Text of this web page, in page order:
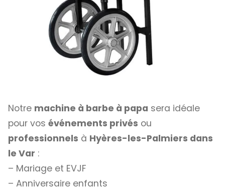
Notre machine à barbe à papa sera idéale
pour vos événements privés ou
professionnels à Hyères-les-Palmiers dans
le Var :
– Mariage et EVJF
– Anniversaire enfants